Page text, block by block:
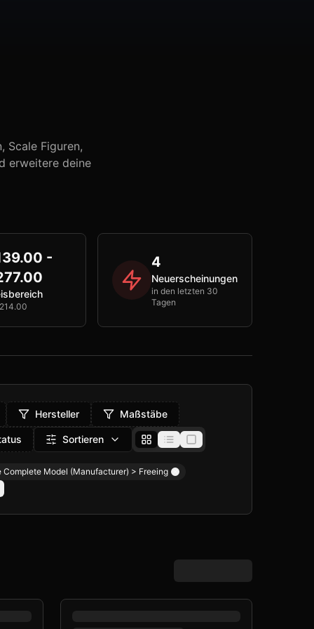
Scale Figuren,
erweitere deine
-
4
Neuerscheinungen
in den letzten 30
Tagen
Hersteller Maßstäbe
Sortieren
Complete Model (Manufacturer) > Freeing